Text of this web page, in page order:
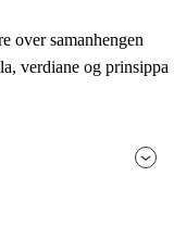
over samanhengen
verdiane og prinsippa